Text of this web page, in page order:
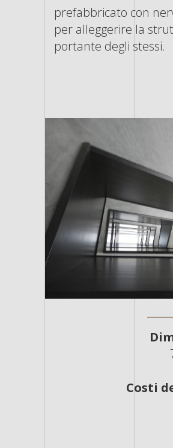
prefabbricato con
per alleggerire la
portante degli stessi.
Costi